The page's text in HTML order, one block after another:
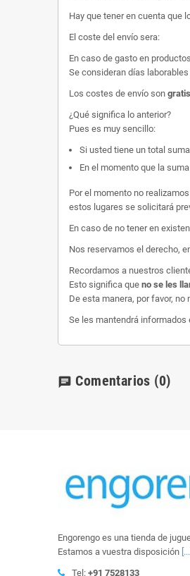
Hay que tener en cuenta que
El coste del envío sera:
En caso de gasto en
Se consideran días
Los costes de envío son gratis
¿Qué significa lo anterior?
Pues es muy sencillo:
Si usted tiene un total
En el momento que la
Por el momento no
estos lugares se solicitará
En caso de no tener en
Nos reservamos el derecho,
Recordamos a nuestros
Esto significa que no se les
De esta manera, por favor,
Se les mantendrá informados
chat Comentarios (0)
Engorengo es una tienda de
Estamos a vuestra disposición [...]
Tel: +91 7528133